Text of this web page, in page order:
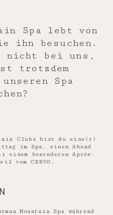
Spa lebt von
ihn besuchen.
nicht bei uns,
trotzdem
Spa
Clubs bist du eine(r)
im Spa, einen Abend
einem besonderen Après-
vom CERVO.
Mountain Spa während